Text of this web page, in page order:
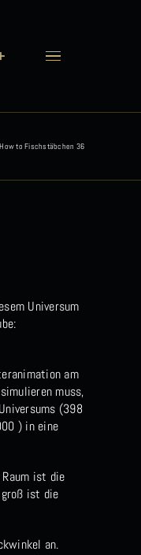
How to Fischstäbchen 36
Universum
am
muss,
(398
) in eine
ist die
groß ist die
an.